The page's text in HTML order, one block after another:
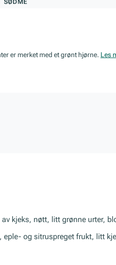
SØDME
er merket med et grønt hjørne. Les
kjeks, nøtt, litt grønne urter,
og sitruspreget frukt, litt